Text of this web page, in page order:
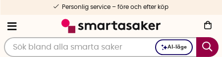
AI-läge
service – före och efter köp